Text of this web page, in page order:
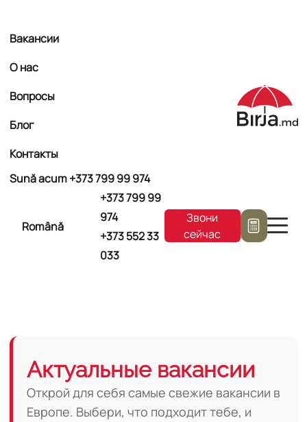
Вакансии
О нас
Вопросы
Блог
Контакты
Sună acum +373799 99 974
Română
+373799 99
974
+373552 33
033
Звони
сейчас
Актуальные вакансии
Открой для себя самые свежие вакансии в
Европе. Выбери, что подходит тебе, и